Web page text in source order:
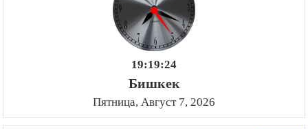
19:19:25
Бишкек
Пятница, Август 7, 2026